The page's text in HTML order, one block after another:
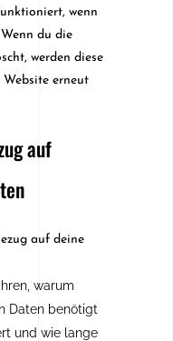
wenn
du die
werden diese
Website erneut
auf
auf deine
warum
Daten benötigt
und wie lange